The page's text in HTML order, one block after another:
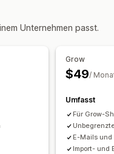
Kostenloser Versand
Unternehmen passt.
Grow
$49/
Umfasst
Für Grow-
E-Mails
Import- und